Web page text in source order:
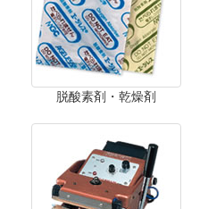
脱酸素剤・乾燥剤